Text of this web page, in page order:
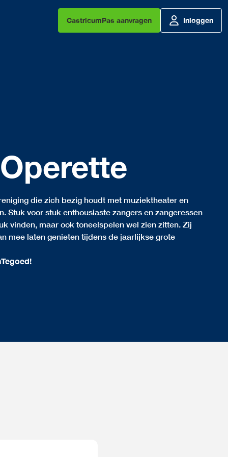
CastricumPas aanvragen Inloggen
die zich bezig houdt met muziektheater en
Stuk voor stuk enthousiaste zangers en zangeressen
vinden, maar ook toneelspelen wel zien zitten. Zij
mee laten genieten tijdens de jaarlijkse grote